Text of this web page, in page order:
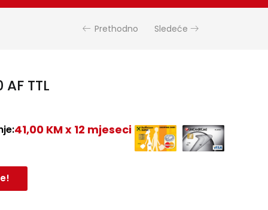
Prethodno Sledeće
TTL
41,00 KM x 12 mjeseci